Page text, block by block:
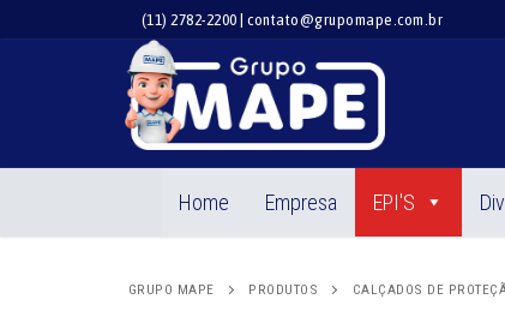
(11) 2782-2200 | contato@grupomape.com.br
Home Empresa EPI'S
GRUPO MAPE PRODUTOS CALÇADOS DE